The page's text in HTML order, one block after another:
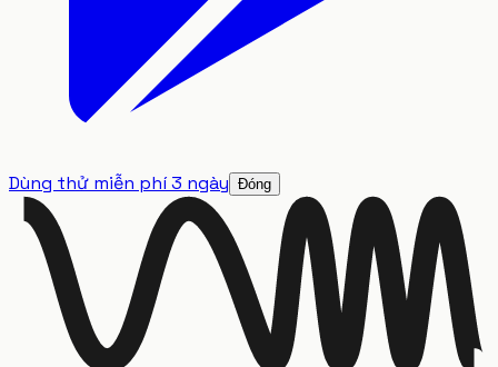
Dùng thử miễn phí 3 ngày Đóng